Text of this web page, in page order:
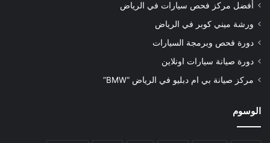
أفضل مركز فحص سيارات في الرياض
ورشة ميني كوبر في الرياض
دورة فحص وبرمجة السيارات
دورة صيانة سيارات اونلاين
مركز صيانة بي ام دبليو في الرياض “BMW”
الوسوم